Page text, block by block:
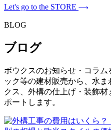
Let's go to the STORE
BLOG
ブログ
ボウクスのお知らせ・コラ
ック等の建材販売から、水
クス、外構の仕上げ・装飾
ポートします。